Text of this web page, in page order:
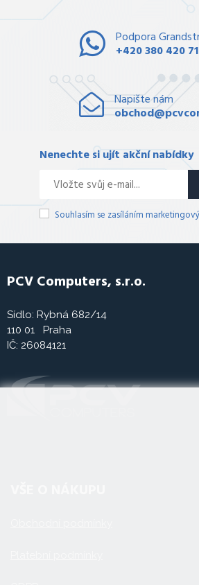
Podpora
+420 380 420
Napište nám
Nenechte si ujít akční nabídky
Souhlasím se zasíláním
PCV Computers, s.r.o.
Sídlo: Rybná 682/14
110 01 Praha
IČ: 26084121